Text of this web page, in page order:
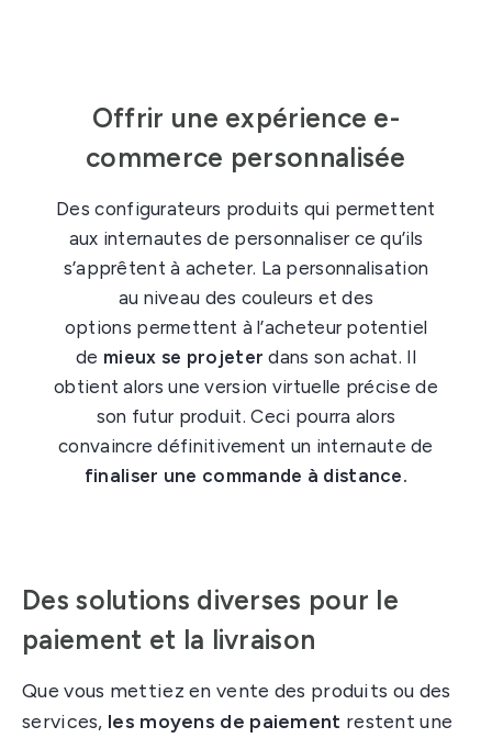
Offrir une expérience e-
commerce personnalisée
Des configurateurs produits qui permettent
aux internautes de personnaliser ce qu’ils
s’apprêtent à acheter. La personnalisation
au niveau des couleurs et des
options permettent à l’acheteur potentiel
de mieux se projeter dans son achat. Il
obtient alors une version virtuelle précise de
son futur produit. Ceci pourra alors
convaincre définitivement un internaute de
finaliser une commande à distance.
Des solutions diverses pour le
paiement et la livraison
Que vous mettiez en vente des produits ou des
services, les moyens de paiement restent une